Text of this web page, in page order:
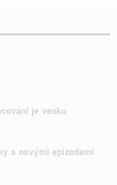
je venku
s novými epizodami